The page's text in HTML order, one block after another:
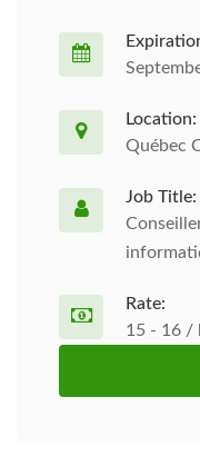
Location:
Québec
Job Title:
Rate:
15 - 16 /